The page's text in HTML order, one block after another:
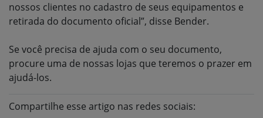
nossos clientes no cadastro de seus equipamentos e
retirada do documento oficial”, disse Bender.
Se você precisa de ajuda com o seu documento,
procure uma de nossas lojas que teremos o prazer em
ajudá-los.
Compartilhe esse artigo nas redes sociais: